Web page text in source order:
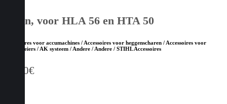
Steun, voor HLA 56 en HTA 50
Accessoires voor accumachines / Accessoires voor heggenscharen / Accessoires voor
hoogsnoeiers / AK systeem / Andere / Andere / STIHL Accessoires
34,70€